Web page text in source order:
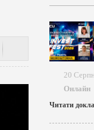
20
Онлайн
Читати